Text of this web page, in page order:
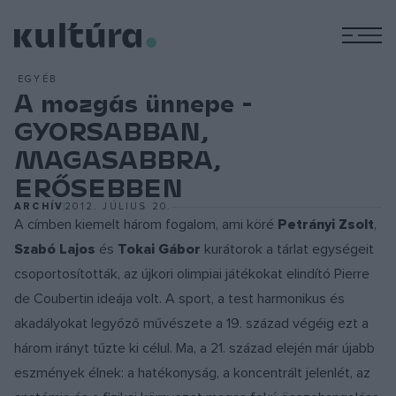
EGYÉB
A mozgás ünnepe -
GYORSABBAN,
MAGASABBRA,
ERŐSEBBEN
ARCHÍV2012. JÚLIUS 20.
A címben kiemelt három fogalom, ami köré Petrányi Zsolt,
Szabó Lajos és Tokai Gábor kurátorok a tárlat egységeit
csoportosították, az újkori olimpiai játékokat elindító Pierre
de Coubertin ideája volt. A sport, a test harmonikus és
akadályokat legyőző művészete a 19. század végéig ezt a
három irányt tűzte ki célul. Ma, a 21. század elején már újabb
eszmények élnek: a hatékonyság, a koncentrált jelenlét, az